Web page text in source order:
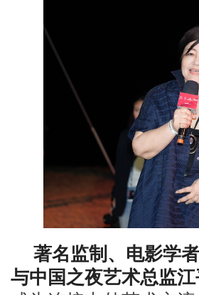
著名监制、电影学
与中国之夜艺术总监